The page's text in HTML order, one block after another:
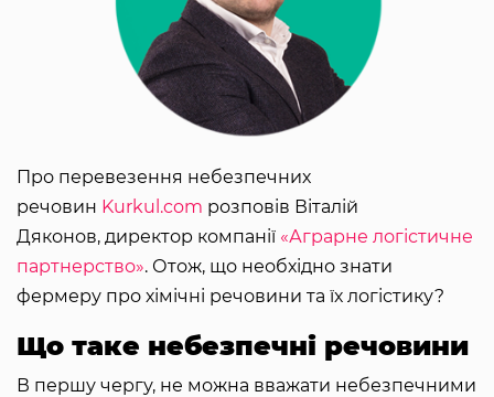
Про перевезення небезпечних
речовин Kurkul.com розповів Віталій
Дяконов, директор компанії «Аграрне логістичне
партнерство». Отож, що необхідно знати
фермеру про хімічні речовини та їх логістику?
Що таке небезпечні речовини
В першу чергу, не можна вважати небезпечними